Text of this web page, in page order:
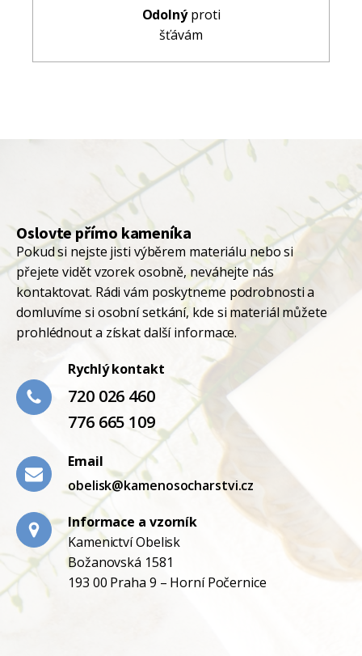
Odolnýproti
šťávám
Oslovte přímo kameníka
Pokud si nejste jisti výběrem materiálu nebo si
přejete vidět vzorek osobně, neváhejte nás
kontaktovat. Rádi vám poskytneme podrobnosti a
domluvíme si osobní setkání, kde si materiál můžete
prohlédnout a získat další informace.
Rychlý kontakt
720 026 460
776 665 109
Email
obelisk@kamenosocharstvi.cz
Informace a vzorník
Kamenictví Obelisk
Božanovská 1581
193 00 Praha 9 – Horní Počernice